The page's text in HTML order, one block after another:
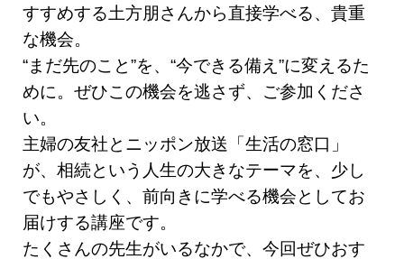
すすめする土方朋さんから直接学べる、貴重
な機会。
“まだ先のこと”を、“今できる備え”に変えるた
めに。ぜひこの機会を逃さず、ご参加くださ
い。
主婦の友社とニッポン放送「生活の窓口」
が、相続という人生の大きなテーマを、少し
でもやさしく、前向きに学べる機会としてお
届けする講座です。
たくさんの先生がいるなかで、今回ぜひおす